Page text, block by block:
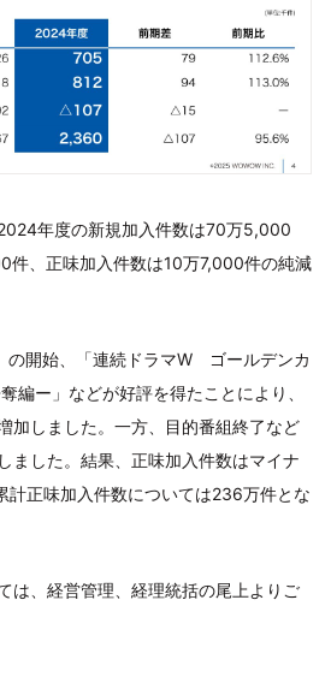
年度の新規加入件数は70万5,000
件、正味加入件数は10万7,000件の純減
の開始、「連続ドラマW ゴールデンカ
編ー」などが好評を得たことにより、
加しました。一方、目的番組終了など
ました。結果、正味加入件数はマイナ
計正味加入件数については236万件とな
は、経営管理、経理統括の尾上よりご